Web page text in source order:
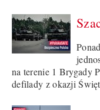
na terenie 1 Brygady
defilady z okazji